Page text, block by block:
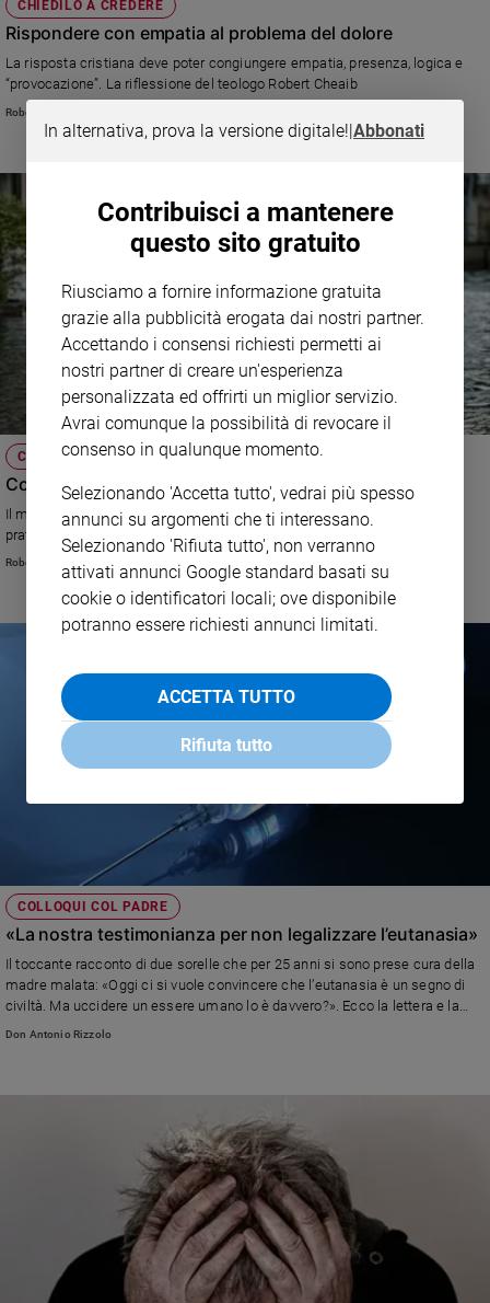
CHIEDILO A CREDERE
Rispondere con empatia al problema del dolore
La risposta cristiana deve poter congiungere empatia, presenza, logica e
“provocazione”. La riflessione del teologo Robert Cheaib
Robert Cheaib
CHIEDILO A CREDERE
Come non bisogna parlare del male...
Il male non è una questione intellettuale da risolvere, ma un problema
pratico da affrontare. La riflessione del teologo Robert Cheaib
Robert Cheaib
COLLOQUI COL PADRE
«La nostra testimonianza per non legalizzare l’eutanasia»
Il toccante racconto di due sorelle che per 25 anni si sono prese cura della
madre malata: «Oggi ci si vuole convincere che l’eutanasia è un segno di
civiltà. Ma uccidere un essere umano lo è davvero?». Ecco la lettera e la
risposta del nostro direttore, don Antonio Rizzolo
Don Antonio Rizzolo
In alternativa, prova la versione digitale!|Abbonati
Contribuisci a mantenere
questo sito gratuito
Riusciamo a fornire informazione gratuita
grazie alla pubblicità erogata dai nostri partner.
Accettando i consensi richiesti permetti ai
nostri partner di creare un'esperienza
personalizzata ed offrirti un miglior servizio.
Avrai comunque la possibilità di revocare il
consenso in qualunque momento.
Selezionando 'Accetta tutto', vedrai più spesso
annunci su argomenti che ti interessano.
Selezionando 'Rifiuta tutto', non verranno
attivati annunci Google standard basati su
cookie o identificatori locali; ove disponibile
potranno essere richiesti annunci limitati.
ACCETTA TUTTO
Rifiuta tutto